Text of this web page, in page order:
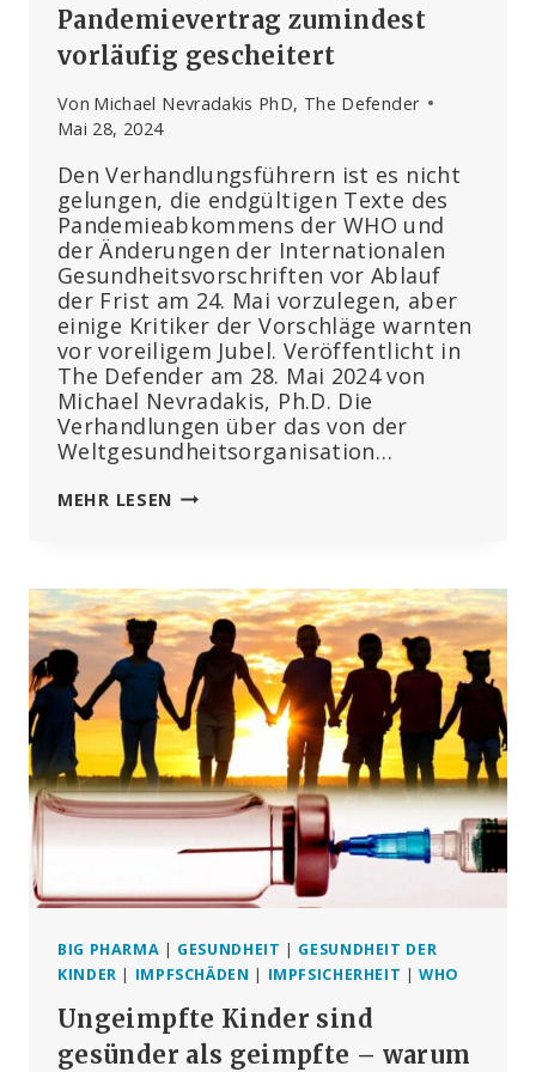
Pandemievertrag zumindest
vorläufig gescheitert
Von Michael Nevradakis PhD, The Defender
Mai 28, 2024
Den Verhandlungsführern ist es nicht
gelungen, die endgültigen Texte des
Pandemieabkommens der WHO und
der Änderungen der Internationalen
Gesundheitsvorschriften vor Ablauf
der Frist am 24. Mai vorzulegen, aber
einige Kritiker der Vorschläge warnten
vor voreiligem Jubel. Veröffentlicht in
The Defender am 28. Mai 2024 von
Michael Nevradakis, Ph.D. Die
Verhandlungen über das von der
Weltgesundheitsorganisation…
MEHR LESEN DER
WHO-
PANDEMIEVERTRAG
ZUMINDEST
VORLÄUFIG
GESCHEITERT
BIG PHARMA | GESUNDHEIT | GESUNDHEIT DER
KINDER | IMPFSCHÄDEN | IMPFSICHERHEIT |WHO
Ungeimpfte Kinder sind
gesünder als geimpfte – warum